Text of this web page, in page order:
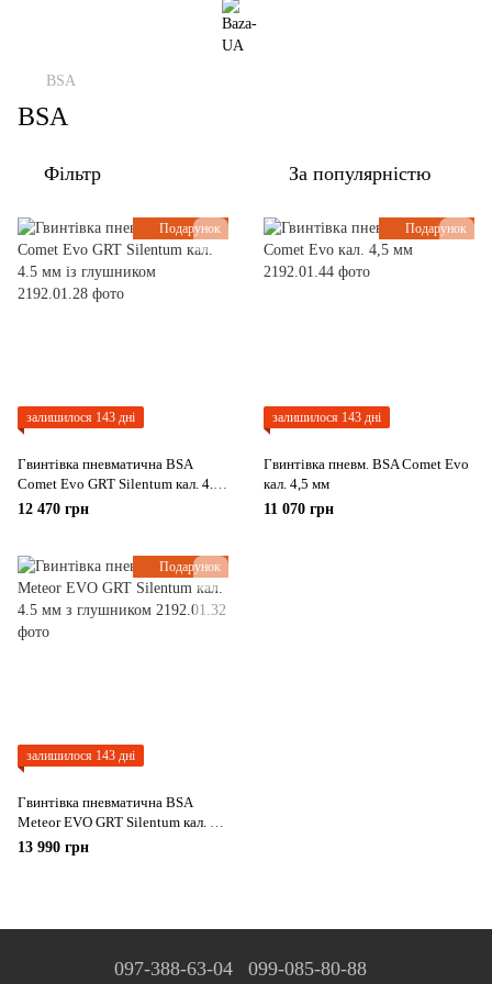
BSA
BSA
Фільтр За популярністю
Подарунок
залишилося 143 дні
Гвинтівка пневматична BSA
Comet Evo GRT Silentum кал. 4.5
мм із глушником
12 470 грн
Подарунок
залишилося 143 дні
Гвинтівка пневм. BSA Comet Evo
кал. 4,5 мм
11 070 грн
Подарунок
залишилося 143 дні
Гвинтівка пневматична BSA
Meteor EVO GRT Silentum кал. 4.5
мм з глушником
13 990 грн
097-388-63-04 099-085-80-88